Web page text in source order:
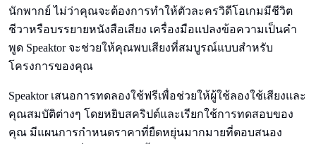
นักพากย์ ไม่ว่าคุณจะต้องการทําให้ตัวละครวิดีโอเกมมีชีวิต
ชีวาหรือบรรยายหนังสือเสียง เครื่องมือแปลงข้อความเป็นคํา
พูด Speaktor จะช่วยให้คุณพบเสียงที่สมบูรณ์แบบสําหรับ
โครงการของคุณ
Speaktor เสนอการทดลองใช้ฟรีเพื่อช่วยให้ผู้ใช้ลองใช้เสียงและ
คุณสมบัติต่างๆ โดยหยิบสคริปต์และเรียกใช้การทดสอบของ
คุณ มีแผนการกําหนดราคาที่ยืดหยุ่นมากมายที่ตอบสนอง